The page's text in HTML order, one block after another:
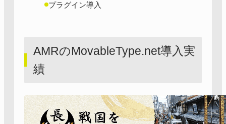
プラグイン導入
AMRのMovableType.net導入実
績